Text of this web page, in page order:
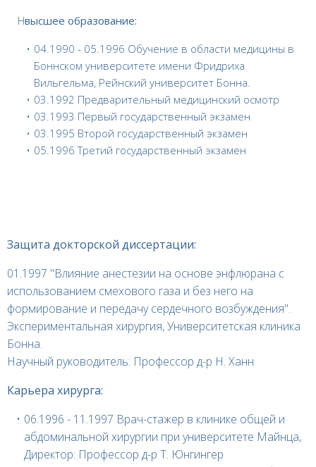
Hвысшее образование:
04.1990 - 05.1996 Обучение в области медицины в
Боннском университете имени Фридриха
Вильгельма, Рейнский университет Бонна.
03.1992 Предварительный медицинский осмотр
03.1993 Первый государственный экзамен
03.1995 Второй государственный экзамен
05.1996 Третий государственный экзамен
Защита докторской диссертации:
01.1997 "Влияние анестезии на основе энфлюрана с
использованием смехового газа и без него на
формирование и передачу сердечного возбуждения".
Экспериментальная хирургия, Университетская клиника
Бонна.
Научный руководитель: Профессор д-р Н. Ханн
Карьера хирурга:
06.1996 - 11.1997 Врач-стажер в клинике общей и
абдоминальной хирургии при университете Майнца,
Директор: Профессор д-р Т. Юнгингер